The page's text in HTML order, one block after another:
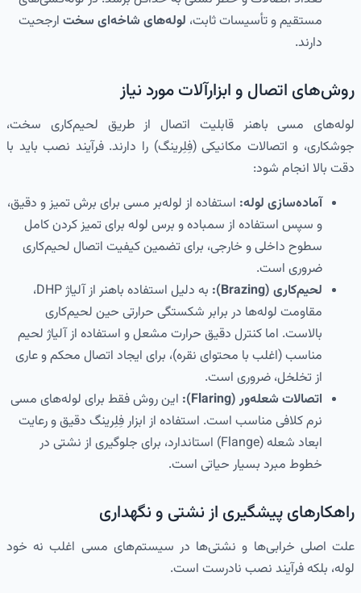
مستقیم و تأسیسات ثابت، لوله‌های شاخه‌ای سخت ارجحیت
دارند.
روش‌های اتصال و ابزارآلات مورد نیاز
لوله‌های مسی باهنر قابلیت اتصال از طریق لحیم‌کاری سخت،
جوشکاری، و اتصالات مکانیکی (فِلِرینگ) را دارند. فرآیند نصب باید با
دقت بالا انجام شود:
آماده‌سازی لوله: استفاده از لوله‌بر مسی برای برش تمیز و دقیق،
و سپس استفاده از سمباده و برس لوله برای تمیز کردن کامل
سطوح داخلی و خارجی، برای تضمین کیفیت اتصال لحیم‌کاری
ضروری است.
لحیم‌کاری (Brazing):
به دلیل استفاده باهنر از آلیاژ DHP،
مقاومت لوله‌ها در برابر شکستگی حرارتی حین لحیم‌کاری
بالاست. اما کنترل دقیق حرارت مشعل و استفاده از آلیاژ لحیم
مناسب (اغلب با محتوای نقره)، برای ایجاد اتصال محکم و عاری
از تخلخل، ضروری است.
اتصالات شعله‌ور (Flaring):
این روش فقط برای لوله‌های مسی
نرم کلافی مناسب است. استفاده از ابزار فِلِرینگ دقیق و رعایت
ابعاد شعله (Flange) استاندارد، برای جلوگیری از نشتی در
خطوط مبرد بسیار حیاتی است.
راهکارهای پیشگیری از نشتی و نگهداری
علت اصلی خرابی‌ها و نشتی‌ها در سیستم‌های مسی اغلب نه خود
لوله، بلکه فرآیند نصب نادرست است.